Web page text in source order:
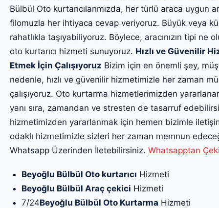
Bülbül Oto kurtarıcılarımızda, her türlü araca uygun
filomuzla her ihtiyaca cevap veriyoruz. Büyük veya
rahatlıkla taşıyabiliyoruz. Böylece, aracınızın tipi ne
oto kurtarıcı hizmeti sunuyoruz. Hızlı ve Güvenilir
Etmek İçin Çalışıyoruz Bizim için en önemli şey,
nedenle, hızlı ve güvenilir hizmetimizle her zaman
çalışıyoruz. Oto kurtarma hizmetlerimizden
yanı sıra, zamandan ve stresten de tasarruf
hizmetimizden yararlanmak için hemen bizimle
odaklı hizmetimizle sizleri her zaman memnun
Whatsapp Üzerinden İletebilirsiniz. Whatsapptan
Beyoğlu Bülbül Oto kurtarıcı Hizmeti
Beyoğlu Bülbül Araç çekici Hizmeti
7/24Beyoğlu Bülbül Oto Kurtarma Hizmeti